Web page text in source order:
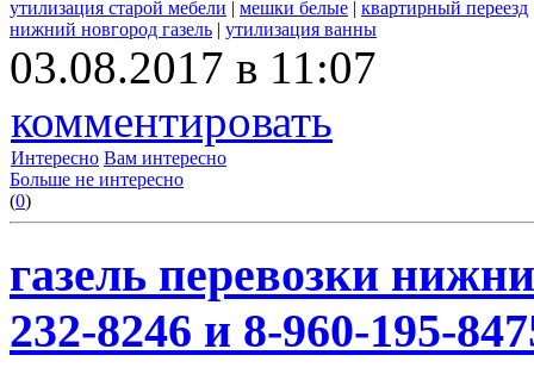
утилизация старой мебели | мешки белые | квартирный переезд
нижний новгород газель | утилизация ванны
03.08.2017 в 11:07
комментировать
Интересно Вам интересно
Больше не интересно
(0)
газель перевозки
232-8246 и 8-960-195-